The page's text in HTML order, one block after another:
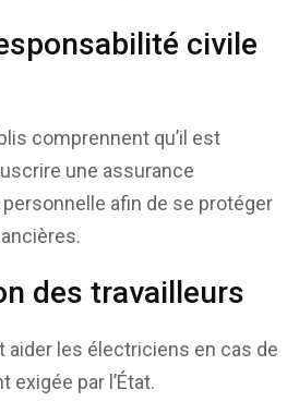
civile
comprennent qu’il est
une assurance
afin de se protéger
des travailleurs
aider les électriciens en cas de
par l’État.